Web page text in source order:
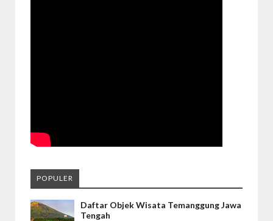
POPULER
Daftar Objek Wisata Temanggung Jawa
Tengah